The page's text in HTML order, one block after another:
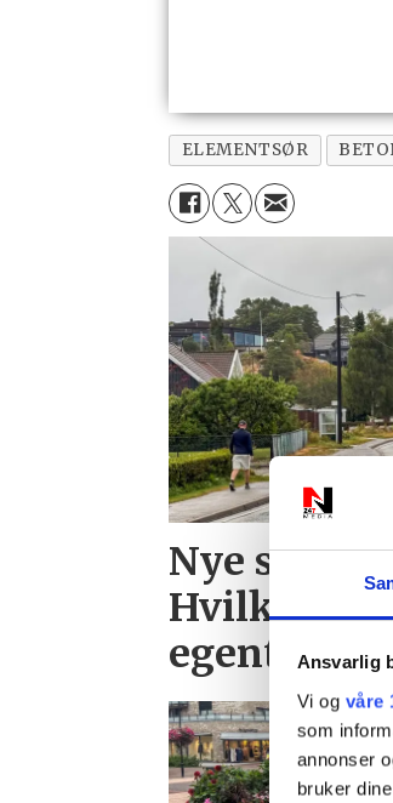
Ansvarlig
Vi og våre
som
annonser
bruker
ELEMENTSØR
Nye skilt
Hvilken
egentlig?